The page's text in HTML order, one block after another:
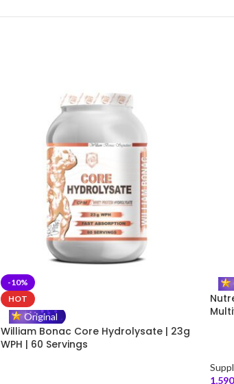
-10%
HOT
Original
William Bonac Core Hydrolysate | 23g
WPH | 60 Servings